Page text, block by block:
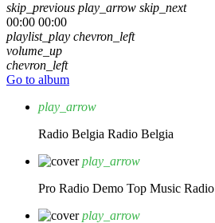
skip_previous play_arrow skip_next
00:00 00:00
playlist_play chevron_left
volume_up
chevron_left
Go to album
play_arrow
Radio Belgia Radio Belgia
play_arrow
Pro Radio Demo Top Music Radio
play_arrow